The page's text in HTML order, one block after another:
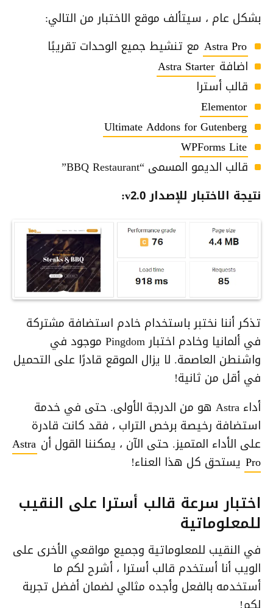
بشكل عام ، سيتألف موقع الاختبار من التالي:
Astra Pro مع تنشيط جميع الوحدات تقريبًا
اضافة Astra Starter
قالب أسترا
Elementor
Ultimate Addons for Gutenberg
WPForms Lite
قالب الديمو المسمى “BBQ Restaurant”
نتيجة الاختبار للإصدار v2.0:
تذكر أننا نختبر باستخدام خادم استضافة مشتركة
في ألمانيا وخادم اختبار Pingdom موجود في
واشنطن العاصمة. لا يزال الموقع قادرًا على التحميل
في أقل من ثانية!
أداء Astra هو من الدرجة الأولى. حتى في خدمة
استضافة رخيصة برخص التراب ، فقد كانت قادرة
على الأداء المتميز. حتى الآن ، يمكننا القول أن Astra
Pro يستحق كل هذا العناء!
اختبار سرعة قالب أسترا على النقيب
للمعلوماتية
في النقيب للمعلوماتية وجميع مواقعي الأخرى على
الويب أنا أستخدم قالب أسترا ، أشرح لكم ما
أستخدمه بالفعل وأجده مثالي لضمان أفضل تجربة